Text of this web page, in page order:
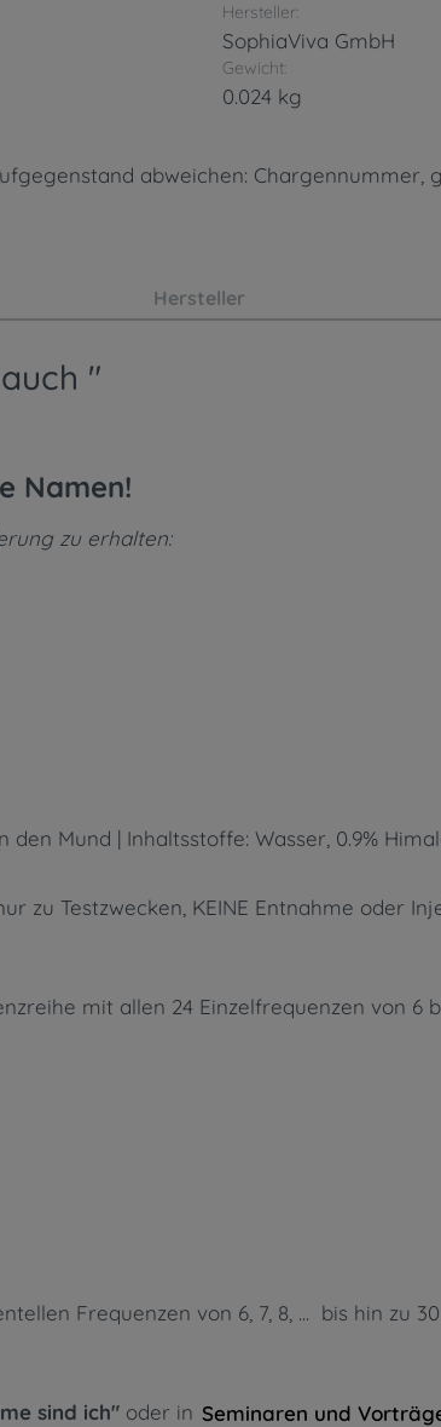
Hersteller:
SophiaViva GmbH
Gewicht:
0.024 kg
abweichen: Chargennummer,
Hersteller
"
Namen!
zu erhalten:
Mund | Inhaltsstoffe: Wasser, 0.9%
zu Testzwecken, KEINE Entnahme oder
mit allen 24 Einzelfrequenzen von 6
Frequenzen von 6, 7, 8, ... bis hin zu
sind ich" oder in Seminaren und